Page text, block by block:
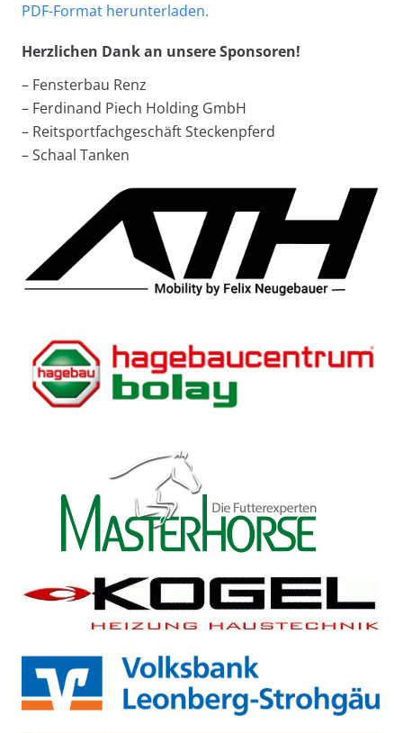
PDF-Format herunterladen.
Herzlichen Dank an unsere Sponsoren!
– Fensterbau Renz
– Ferdinand Piech Holding GmbH
– Reitsportfachgeschäft Steckenpferd
– Schaal Tanken